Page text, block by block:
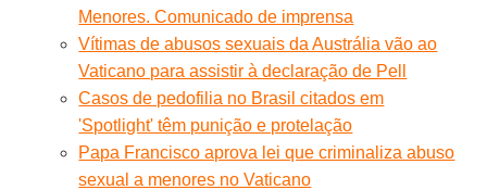
Menores. Comunicado de imprensa
Vítimas de abusos sexuais da Austrália vão ao
Vaticano para assistir à declaração de Pell
Casos de pedofilia no Brasil citados em
'Spotlight' têm punição e protelação
Papa Francisco aprova lei que criminaliza abuso
sexual a menores no Vaticano